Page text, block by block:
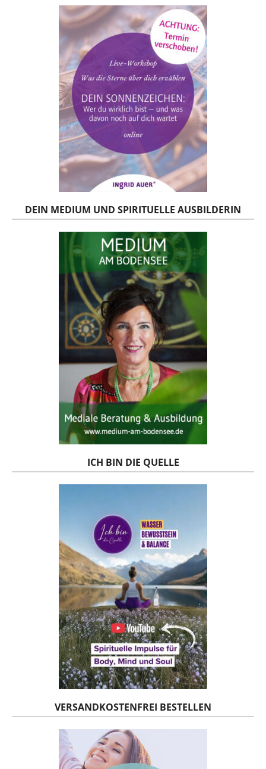
DEIN MEDIUM UND SPIRITUELLE AUSBILDERIN
ICH BIN DIE QUELLE
VERSANDKOSTENFREI BESTELLEN